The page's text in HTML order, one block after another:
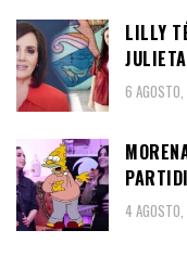
LILLY
6
4